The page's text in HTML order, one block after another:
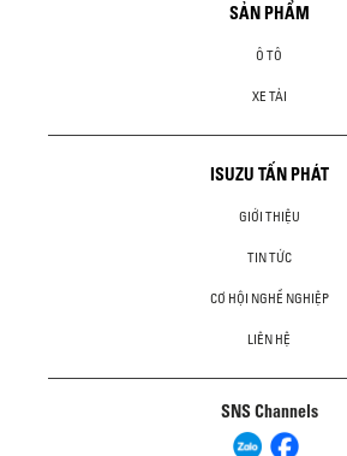
SẢN PHẨM
Ô TÔ
XE TẢI
ISUZU TẤN PHÁT
GIỚI THIỆU
TIN TỨC
CƠ HỘI NGHỀ NGHIỆP
LIÊN HỆ
SNS Channels